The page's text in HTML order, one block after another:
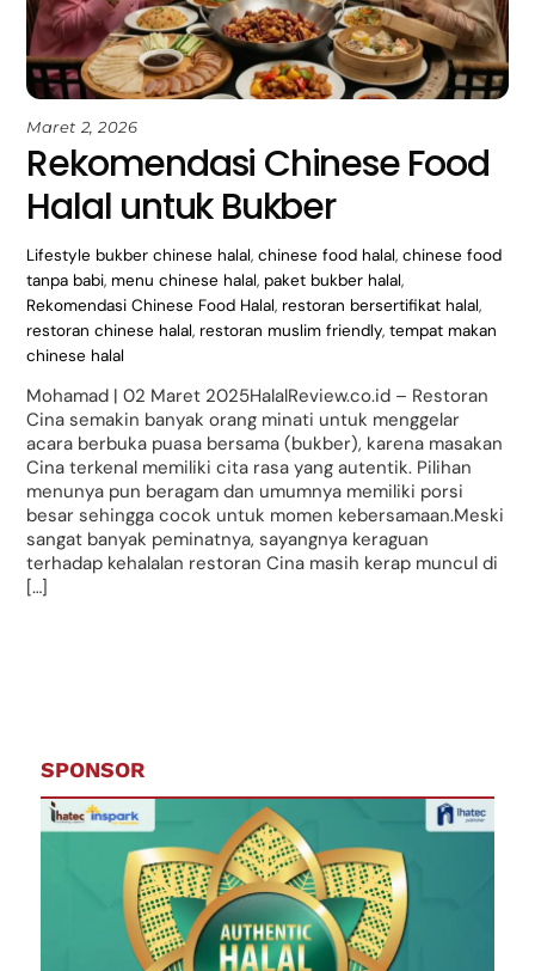
Maret 2, 2026
Rekomendasi Chinese Food
Halal untuk Bukber
Lifestyle bukber chinese halal,chinese food halal,chinese food
tanpa babi, menu chinese halal, paket bukber halal,
Rekomendasi Chinese Food Halal, restoran bersertifikat halal,
restoran chinese halal, restoran muslim friendly,tempat makan
chinese halal
Mohamad | 02 Maret 2025HalalReview.co.id – Restoran
Cina semakin banyak orang minati untuk menggelar
acara berbuka puasa bersama (bukber), karena masakan
Cina terkenal memiliki cita rasa yang autentik. Pilihan
menunya pun beragam dan umumnya memiliki porsi
besar sehingga cocok untuk momen kebersamaan.Meski
sangat banyak peminatnya, sayangnya keraguan
terhadap kehalalan restoran Cina masih kerap muncul di
[…]
SPONSOR